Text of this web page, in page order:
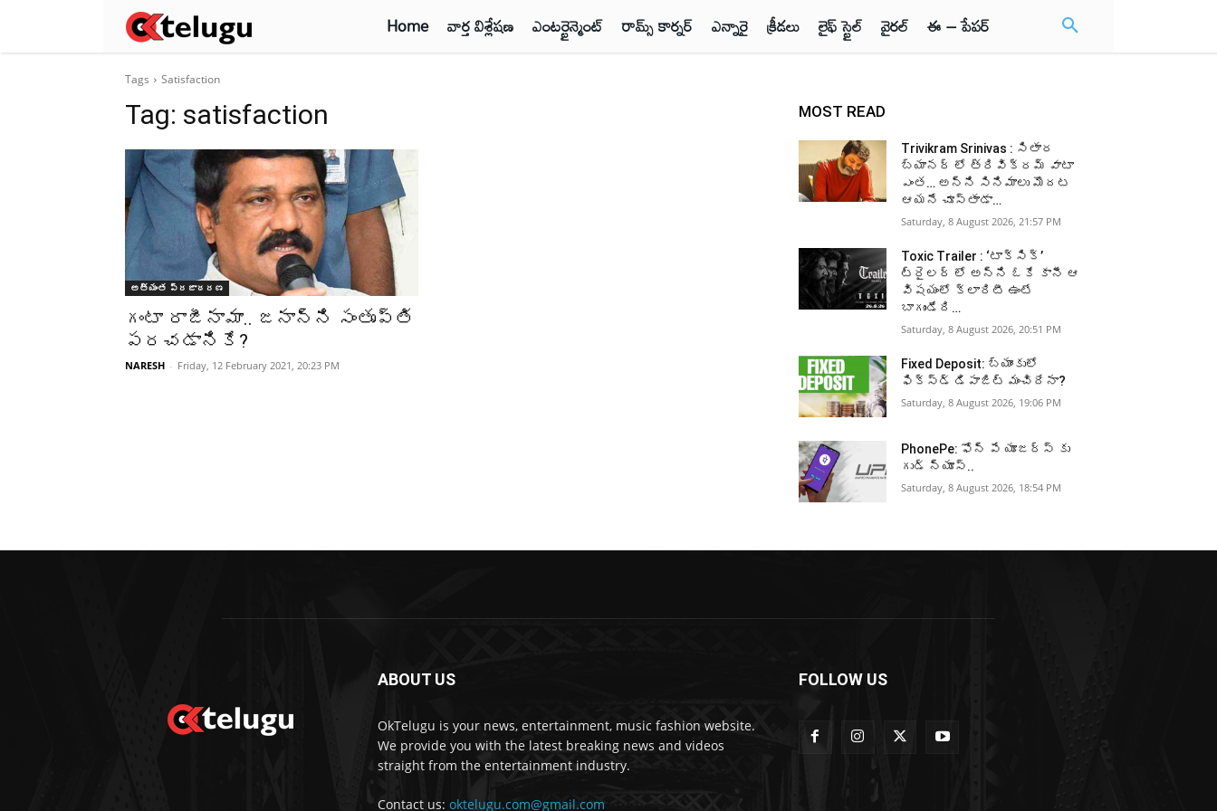
Home వార్త విశ్లేషణ ఎంటర్టైన్మెంట్ రామ్స్ కార్నర్ ఎన్నారై క్రీడలు లైఫ్ స్టైల్ వైరల్ ఈ – పేపర్
Tags Satisfaction
Tag: satisfaction
అత్యంత ప్రజాదరణ
గంటా రాజీనామా.. జనాన్ని సంతృప్తి
పరచడానికే?
NARESH - Friday, 12 February 2021, 20:23 PM
MOST READ
Trivikram Srinivas : సితార
బ్యానర్ లో త్రివిక్రమ్ వాటా
ఎంత… అన్ని సినిమాలు మొదట
ఆయనే చూస్తాడా…
Saturday, 8 August 2026, 21:57 PM
Toxic Trailer : ‘టాక్సిక్’
ట్రైలర్ లో అన్ని ఓకే కానీ ఆ
విషయంలో క్లారిటీ ఉంటే
బాగుండేది…
Saturday, 8 August 2026, 20:51 PM
Fixed Deposit: బ్యాంకులో
ఫిక్స్డ్ డిపాజిట్ మంచిదేనా?
Saturday, 8 August 2026, 19:06 PM
PhonePe: ఫోన్ పే యూజర్స్ కు
గుడ్ న్యూస్..
Saturday, 8 August 2026, 18:54 PM
ABOUT US
OkTelugu is your news, entertainment, music fashion website.
We provide you with the latest breaking news and videos
straight from the entertainment industry.
Contact us: oktelugu.com@gmail.com
FOLLOW US